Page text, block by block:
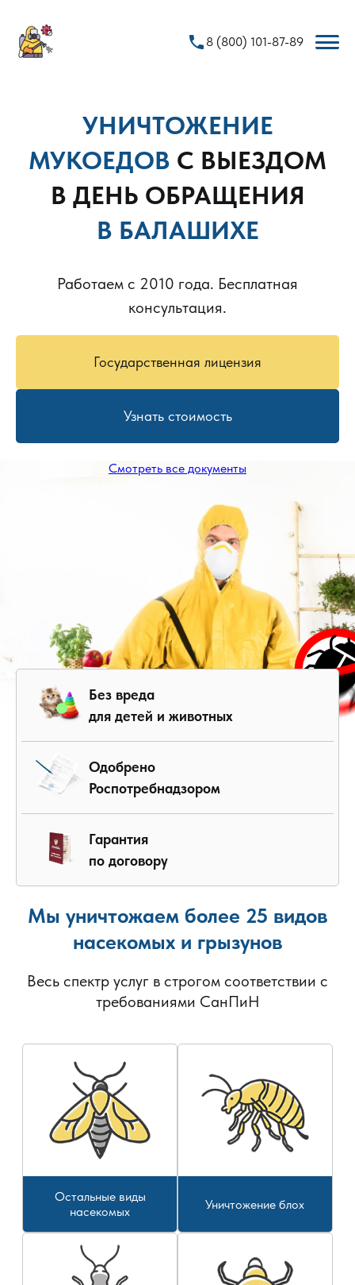
phone 8 (800) 101-87-89
УНИЧТОЖЕНИЕ
МУКОЕДОВ С ВЫЕЗДОМ
В ДЕНЬ ОБРАЩЕНИЯ
В БАЛАШИХЕ
Работаем с 2010 года. Бесплатная
консультация.
Государственная лицензия
Узнать стоимость
Смотреть все документы
Без вреда
для детей и животных
Одобрено
Роспотребнадзором
Гарантия
по договору
Мы уничтожаем более 25 видов
насекомых и грызунов
Весь спектр услуг в строгом соответствии с
требованиями СанПиН
Остальные виды
насекомых
Уничтожение блох